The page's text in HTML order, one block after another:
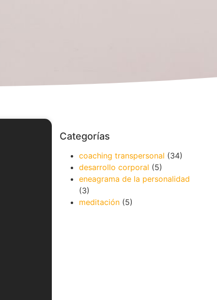
Categorías
coaching transpersonal (34)
desarrollo corporal (5)
eneagrama de la personalidad
(3)
meditación (5)